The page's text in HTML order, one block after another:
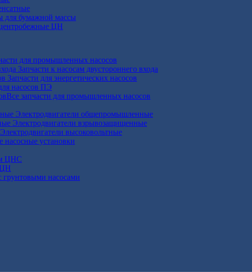
для бумажной массы
ЦН
для промышленных насосов
Запчасти к насосам двустороннего входа
Запчасти для энергетических насосов
насосов ПЭ
Все запчасти для промышленных насосов
Электродвигатели общепромышленные
Электродвигатели взрывозащищенные
Электродвигатели высоковольтные
насосные установки
ЦНС
ЦН
насосами